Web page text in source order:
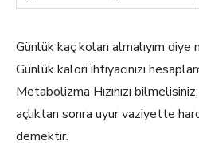
Günlük kaç koları almalıyım diye
Günlük kalori ihtiyacınızı
Metabolizma Hızınızı
açlıktan sonra uyur vaziyette
demektir.